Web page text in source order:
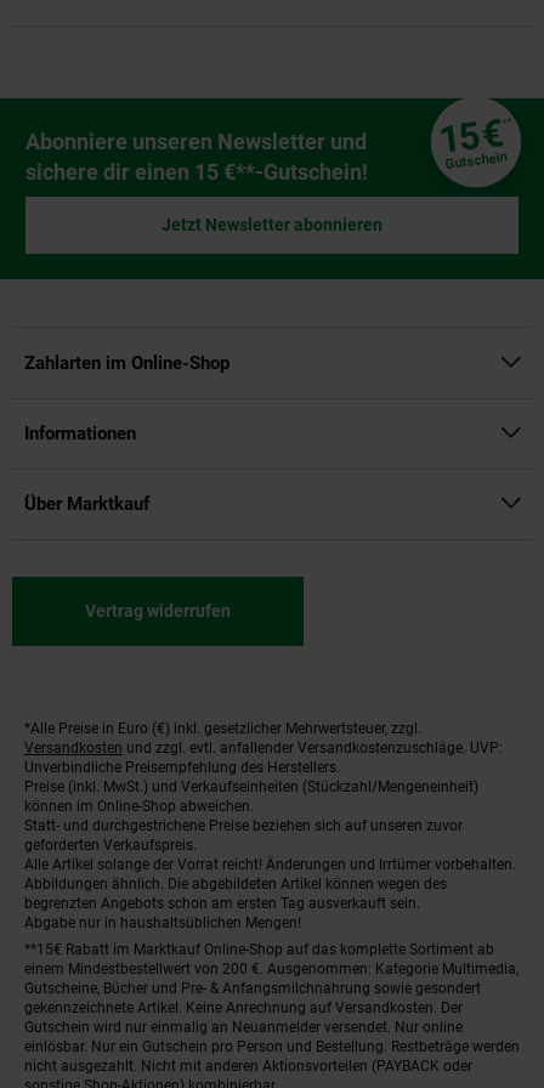
Newsletter Anmeldung
Abonniere unseren Newsletter und
sichere dir einen 15 €**-Gutschein!
15€**
Gutschein
Jetzt Newsletter abonnieren
Zahlarten im Online-Shop
Informationen
Über Marktkauf
Vertrag widerrufen
Fußnoten
*Alle Preise in Euro (€) inkl. gesetzlicher Mehrwertsteuer, zzgl.
Versandkosten und zzgl. evtl. anfallender Versandkostenzuschläge. UVP:
Unverbindliche Preisempfehlung des Herstellers.
Preise (inkl. MwSt.) und Verkaufseinheiten (Stückzahl/Mengeneinheit)
können im Online-Shop abweichen.
Statt- und durchgestrichene Preise beziehen sich auf unseren zuvor
geforderten Verkaufspreis.
Alle Artikel solange der Vorrat reicht! Änderungen und Irrtümer vorbehalten.
Abbildungen ähnlich. Die abgebildeten Artikel können wegen des
begrenzten Angebots schon am ersten Tag ausverkauft sein.
Abgabe nur in haushaltsüblichen Mengen!
**15€ Rabatt im Marktkauf Online-Shop auf das komplette Sortiment ab
einem Mindestbestellwert von 200 €. Ausgenommen: Kategorie Multimedia,
Gutscheine, Bücher und Pre- & Anfangsmilchnahrung sowie gesondert
gekennzeichnete Artikel. Keine Anrechnung auf Versandkosten. Der
Gutschein wird nur einmalig an Neuanmelder versendet. Nur online
einlösbar. Nur ein Gutschein pro Person und Bestellung. Restbeträge werden
nicht ausgezahlt. Nicht mit anderen Aktionsvorteilen (PAYBACK oder